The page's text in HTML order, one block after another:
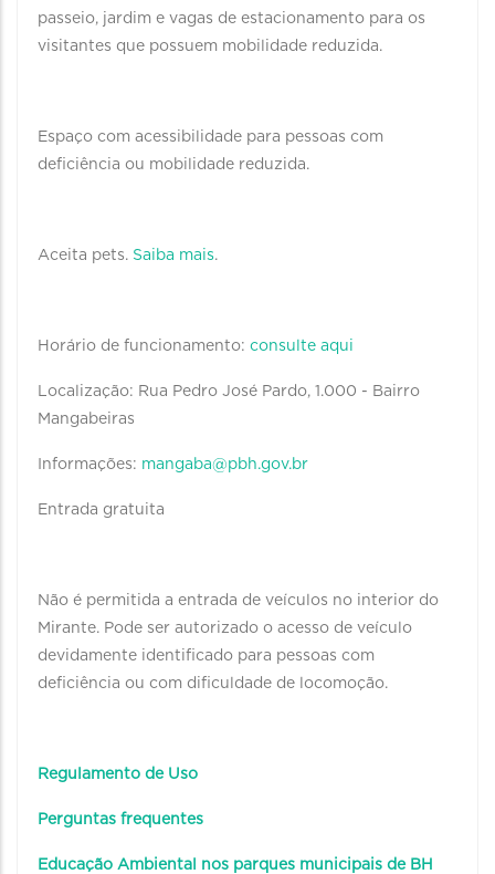
passeio, jardim e vagas de estacionamento para os
visitantes que possuem mobilidade reduzida.
Espaço com acessibilidade para pessoas com
deficiência ou mobilidade reduzida.
Aceita pets. Saiba mais.
Horário de funcionamento: consulte aqui
Localização: Rua Pedro José Pardo, 1.000 - Bairro
Mangabeiras
Informações: mangaba@pbh.gov.br
Entrada gratuita
Não é permitida a entrada de veículos no interior do
Mirante. Pode ser autorizado o acesso de veículo
devidamente identificado para pessoas com
deficiência ou com dificuldade de locomoção.
Regulamento de Uso
Perguntas frequentes
Educação Ambiental nos parques municipais de BH